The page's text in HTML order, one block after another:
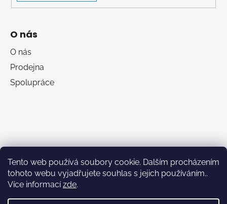
Tento web používá soubory cookie. Dalším procházením
tohoto webu vyjadřujete souhlas s jejich používáním..
Více informacízde.
O nás
O nás
Prodejna
Spolupráce